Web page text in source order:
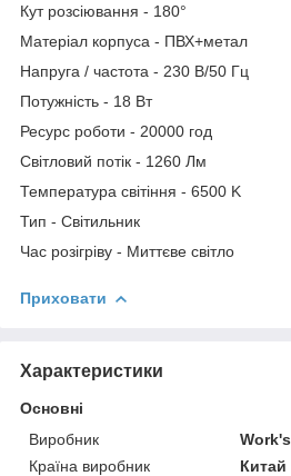
Кут розсіювання - 180°
Матеріал корпуса - ПВХ+метал
Напруга / частота - 230 В/50 Гц
Потужність - 18 Вт
Ресурс роботи - 20000 год
Світловий потік - 1260 Лм
Температура світіння - 6500 K
Тип - Світильник
Час розігріву - Миттєве світло
Приховати
Характеристики
Основні
Виробник
Work's
Країна виробник
Китай